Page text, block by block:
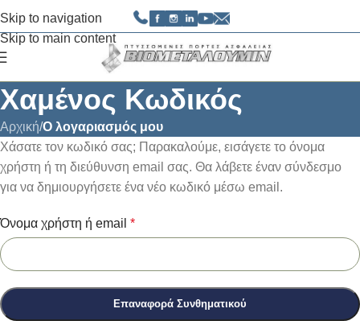
Skip to navigation
Skip to main content
Χαμένος Κωδικός
Αρχική/Ο λογαριασμός μου
Χάσατε τον κωδικό σας; Παρακαλούμε, εισάγετε το όνομα
χρήστη ή τη διεύθυνση email σας. Θα λάβετε έναν σύνδεσμο
για να δημιουργήσετε ένα νέο κωδικό μέσω email.
Όνομα χρήστη ή email *
Επαναφορά Συνθηματικού